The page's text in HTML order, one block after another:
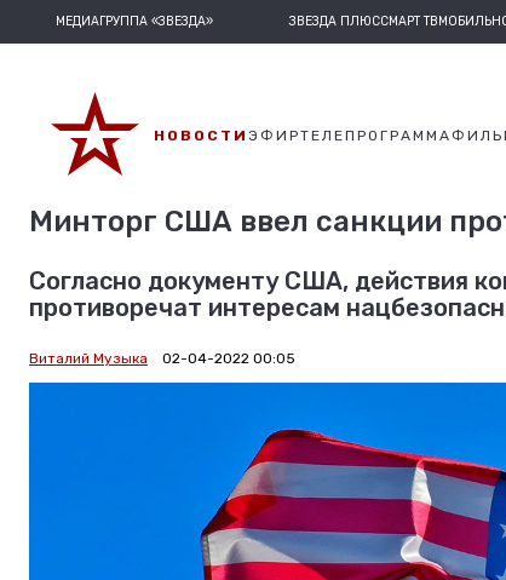
МЕДИАГРУППА «ЗВЕЗДА» ЗВЕЗДА ПЛЮССМАРТ ТВ
НОВОСТИ ЭФИРТЕЛЕПРОГРАММА
Минторг США ввел санкции
Согласно документу США, действия
противоречат интересам
Виталий Музыка 02-04-2022 00:05